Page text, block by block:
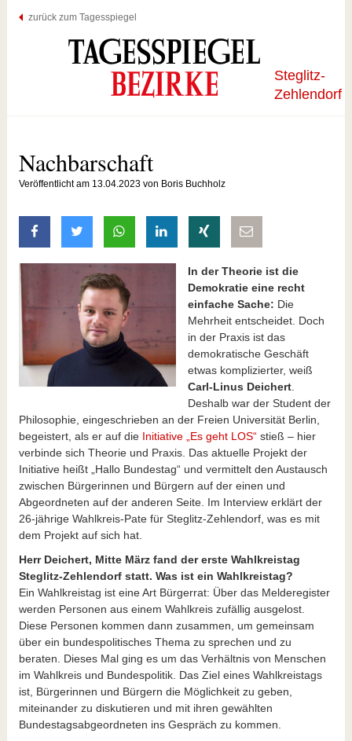
zurück zum Tagesspiegel
Steglitz-
Zehlendorf
Nachbarschaft
Veröffentlicht am 13.04.2023 von Boris Buchholz
auf Facebook teilen
auf Twitter teilenmit Whatsapp teilen
auf LinkedIn teilen
auf Xing teilen
In der Theorie ist die
Demokratie eine recht
einfache Sache: Die
Mehrheit entscheidet. Doch
in der Praxis ist das
demokratische Geschäft
etwas komplizierter, weiß
Carl-Linus Deichert.
Deshalb war der Student der
Philosophie, eingeschrieben an der Freien Universität Berlin,
begeistert, als er auf die Initiative „Es geht LOS“stieß – hier
verbinde sich Theorie und Praxis. Das aktuelle Projekt der
Initiative heißt „Hallo Bundestag“ und vermittelt den Austausch
zwischen Bürgerinnen und Bürgern auf der einen und
Abgeordneten auf der anderen Seite. Im Interview erklärt der
26-jährige Wahlkreis-Pate für Steglitz-Zehlendorf, was es mit
dem Projekt auf sich hat.
Herr Deichert, Mitte März fand der erste Wahlkreistag
Steglitz-Zehlendorf statt. Was ist ein Wahlkreistag?
Ein Wahlkreistag ist eine Art Bürgerrat: Über das Melderegister
werden Personen aus einem Wahlkreis zufällig ausgelost.
Diese Personen kommen dann zusammen, um gemeinsam
über ein bundespolitisches Thema zu sprechen und zu
beraten. Dieses Mal ging es um das Verhältnis von Menschen
im Wahlkreis und Bundespolitik. Das Ziel eines Wahlkreistags
ist, Bürgerinnen und Bürgern die Möglichkeit zu geben,
miteinander zu diskutieren und mit ihren gewählten
Bundestagsabgeordneten ins Gespräch zu kommen.